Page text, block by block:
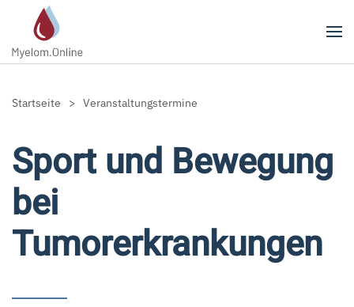
Zum Hauptinhalt springen
Startseite Veranstaltungstermine
Sport und Bewegung
bei
Tumorerkrankungen